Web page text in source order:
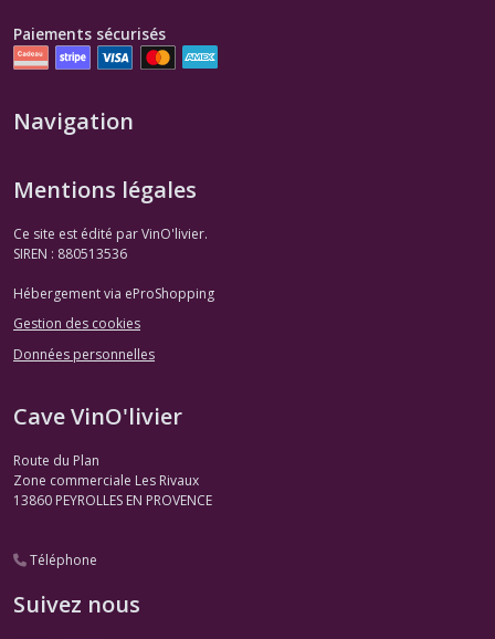
Paiements sécurisés
Navigation
Mentions légales
Ce site est édité par VinO'livier.
SIREN : 880513536
Hébergement via eProShopping
Gestion des cookies
Données personnelles
Cave VinO'livier
Route du Plan
Zone commerciale Les Rivaux
13860 PEYROLLES EN PROVENCE
Téléphone
Suivez nous